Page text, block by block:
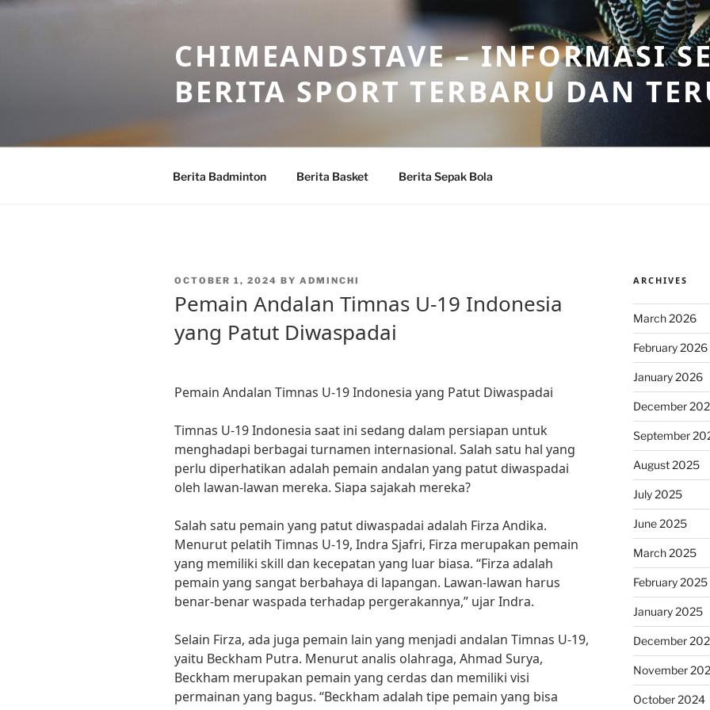
Skip
CHIMEANDSTAVE – INFORMASI
BERITA SPORT TERBARU DAN
Berita Badminton Berita Basket Berita Sepak Bola
POSTED
OCTOBER 1, 2024 BY ADMINCHI
Pemain Andalan Timnas U-19 Indonesia
yang Patut Diwaspadai
Pemain Andalan Timnas U-19 Indonesia yang Patut Diwaspadai
Timnas U-19 Indonesia saat ini sedang dalam persiapan untuk
menghadapi berbagai turnamen internasional. Salah satu hal yang
perlu diperhatikan adalah pemain andalan yang patut diwaspadai
oleh lawan-lawan mereka. Siapa sajakah mereka?
Salah satu pemain yang patut diwaspadai adalah Firza Andika.
Menurut pelatih Timnas U-19, Indra Sjafri, Firza merupakan pemain
yang memiliki skill dan kecepatan yang luar biasa. “Firza adalah
pemain yang sangat berbahaya di lapangan. Lawan-lawan harus
benar-benar waspada terhadap pergerakannya,” ujar Indra.
Selain Firza, ada juga pemain lain yang menjadi andalan Timnas U-19,
yaitu Beckham Putra. Menurut analis olahraga, Ahmad Surya,
Beckham merupakan pemain yang cerdas dan memiliki visi
permainan yang bagus. “Beckham adalah tipe pemain yang bisa
ARCHIVES
March 2026
February 2026
January 2026
December
September
August 2025
July 2025
June 2025
March 2025
February 2025
January 2025
December
November
October 2024